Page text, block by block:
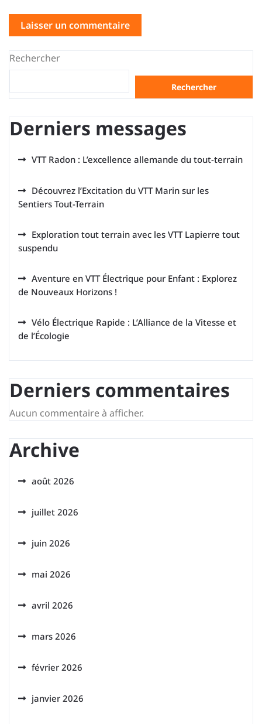
Rechercher
Rechercher
Derniers messages
VTT Radon : L’excellence allemande du tout-terrain
Découvrez l’Excitation du VTT Marin sur les
Sentiers Tout-Terrain
Exploration tout terrain avec les VTT Lapierre tout
suspendu
Aventure en VTT Électrique pour Enfant : Explorez
de Nouveaux Horizons !
Vélo Électrique Rapide : L’Alliance de la Vitesse et
de l’Écologie
Derniers commentaires
Aucun commentaire à afficher.
Archive
août 2026
juillet 2026
juin 2026
mai 2026
avril 2026
mars 2026
février 2026
janvier 2026